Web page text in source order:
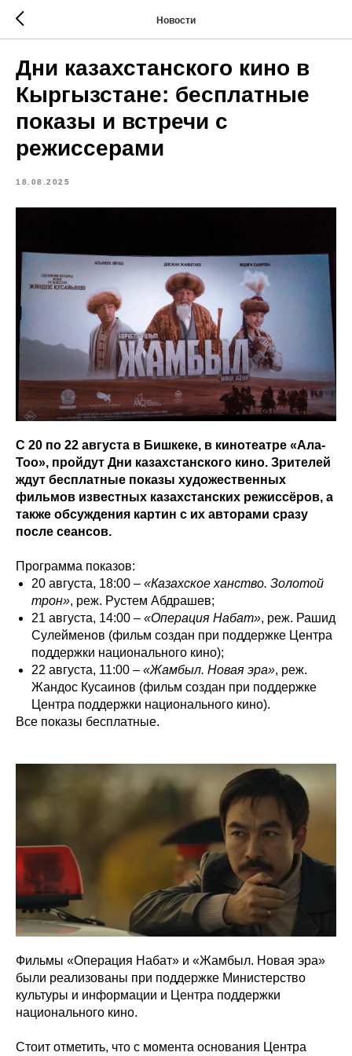
Новости
Дни казахстанского кино в
Кыргызстане: бесплатные
показы и встречи с
режиссерами
18.08.2025
С 20 по 22 августа в Бишкеке, в кинотеатре «Ала-
Тоо», пройдут Дни казахстанского кино. Зрителей
ждут бесплатные показы художественных
фильмов известных казахстанских режиссёров, а
также обсуждения картин с их авторами сразу
после сеансов.
Программа показов:
20 августа, 18:00 – «Казахское ханство. Золотой
трон», реж. Рустем Абдрашев;
21 августа, 14:00 – «Операция Набат», реж. Рашид
Сулейменов (фильм создан при поддержке Центра
поддержки национального кино);
22 августа, 11:00 – «Жамбыл. Новая эра», реж.
Жандос Кусаинов (фильм создан при поддержке
Центра поддержки национального кино).
Все показы бесплатные.
Фильмы «Операция Набат» и «Жамбыл. Новая эра»
были реализованы при поддержке Министерство
культуры и информации и Центра поддержки
национального кино.
Стоит отметить, что с момента основания Центра